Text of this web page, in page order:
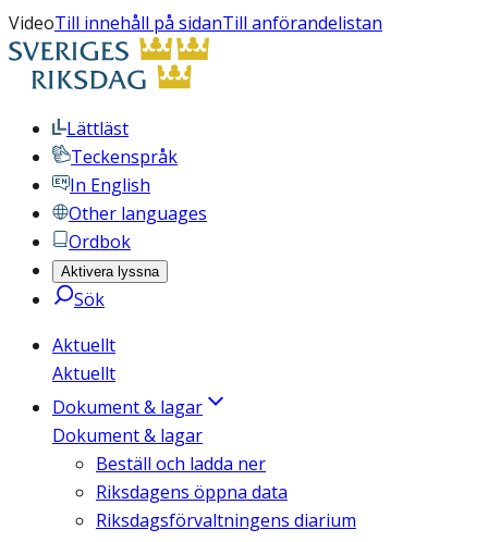
VideoTill innehåll på sidanTill anförandelistan
Lättläst
Teckenspråk
In English
Other languages
Ordbok
Aktivera lyssna
Sök
Aktuellt
Aktuellt
Dokument & lagar
Dokument & lagar
Beställ och ladda ner
Riksdagens öppna data
Riksdagsförvaltningens diarium